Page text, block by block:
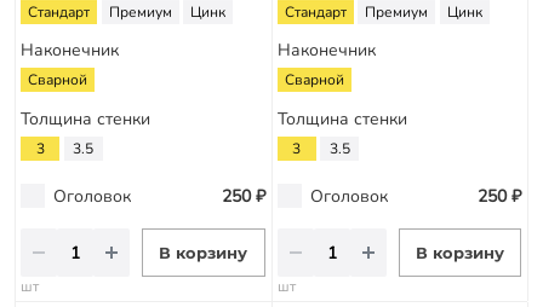
Стандарт Премиум Цинк
Наконечник
Сварной
Толщина стенки
3 3.5
Оголовок 250 ₽
В корзину
шт
Стандарт Премиум Цинк
Наконечник
Сварной
Толщина стенки
3 3.5
Оголовок 250 ₽
В корзину
шт